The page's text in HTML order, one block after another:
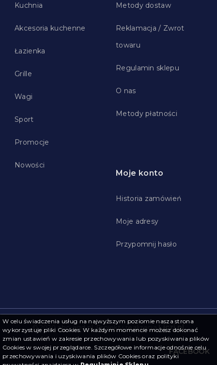
W celu świadczenia usług na najwyższym poziomie nasza strona
wykorzystuje pliki Cookies. W każdym momencie możesz dokonać
zmian ustawień w zakresie przechowywania lub pozyskiwania plików
Cookies w swojej przeglądarce. Szczegółowe informacje odnośnie celu
przechowywania i uzyskiwania plików Cookies oraz polityki
Kuchnia
Akcesoria kuchenne
Łazienka
Grille
Wagi
Sport
Promocje
Nowości
Metody dostaw
Reklamacja / Zwrot
towaru
Regulamin sklepu
O nas
Metody płatności
Moje konto
Historia zamówień
Moje adresy
Przypomnij hasło
© 2020 abc-agd.pl. Projekt i realizacja Liczi.pl
FACEBOOK